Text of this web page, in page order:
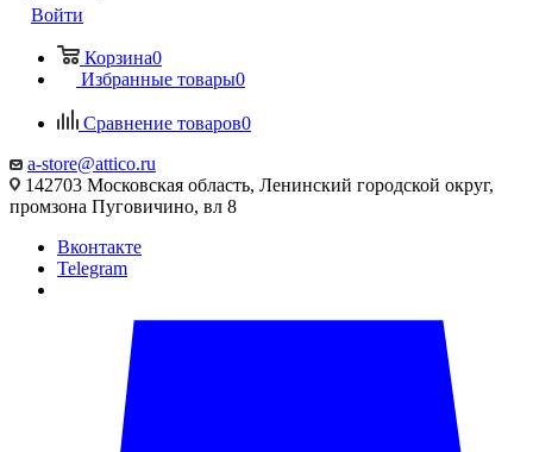
Войти
Корзина0
Избранные товары0
Сравнение товаров0
a-store@attico.ru
142703 Московская область, Ленинский городской округ,
промзона Пуговичино, вл 8
Вконтакте
Telegram